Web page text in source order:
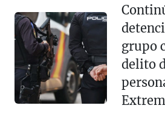
grupo
delito